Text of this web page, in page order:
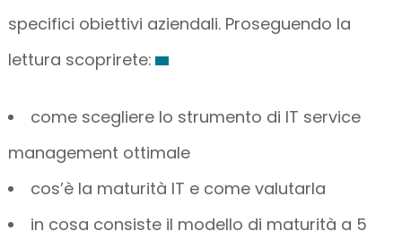
specifici obiettivi aziendali. Proseguendo la
lettura scoprirete:
come scegliere lo strumento di IT service
management ottimale
cos’è la maturità IT e come valutarla
in cosa consiste il modello di maturità a 5